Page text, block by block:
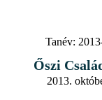
Tanév:
Őszi
2013.